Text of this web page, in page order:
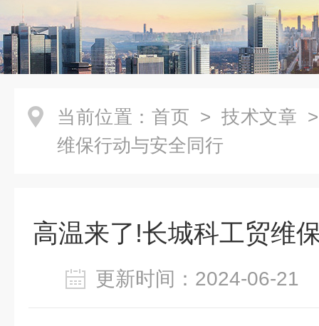
当前位置： 首页 > 技术文章
维保行动与安全同行
高温来了!长城科工贸维
更新时间：2024-06-